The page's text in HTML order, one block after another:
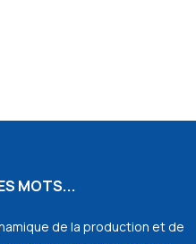
MOTS...
de la production et de